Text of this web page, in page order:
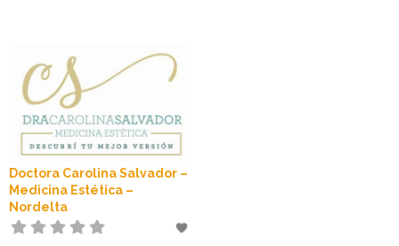
Doctora Carolina Salvador –
Medicina Estética –
Nordelta